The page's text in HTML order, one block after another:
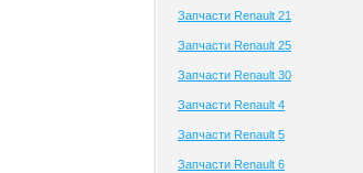
Запчасти Renault 21
Запчасти Renault 25
Запчасти Renault 30
Запчасти Renault 4
Запчасти Renault 5
Запчасти Renault 6